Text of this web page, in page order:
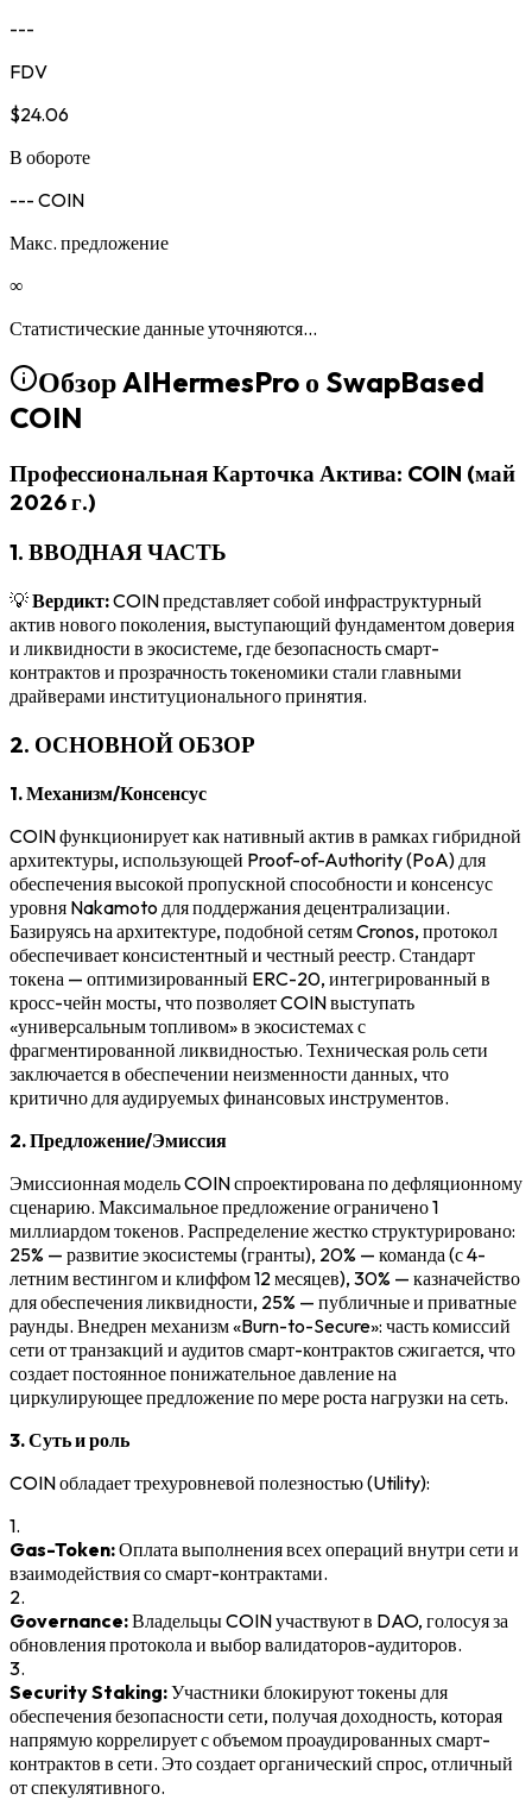
---
FDV
$24.06
В обороте
--- COIN
Макс. предложение
∞
Статистические данные уточняются...
Обзор AIHermesPro о SwapBased
COIN
Профессиональная Карточка Актива: COIN (май
2026 г.)
1. ВВОДНАЯ ЧАСТЬ
💡Вердикт:COIN представляет собой инфраструктурный
актив нового поколения, выступающий фундаментом доверия
и ликвидности в экосистеме, где безопасность смарт-
контрактов и прозрачность токеномики стали главными
драйверами институционального принятия.
2. ОСНОВНОЙ ОБЗОР
1. Механизм/Консенсус
COIN функционирует как нативный актив в рамках гибридной
архитектуры, использующей Proof-of-Authority (PoA) для
обеспечения высокой пропускной способности и консенсус
уровня Nakamoto для поддержания децентрализации.
Базируясь на архитектуре, подобной сетям Cronos, протокол
обеспечивает консистентный и честный реестр. Стандарт
токена — оптимизированный ERC-20, интегрированный в
кросс-чейн мосты, что позволяет COIN выступать
«универсальным топливом» в экосистемах с
фрагментированной ликвидностью. Техническая роль сети
заключается в обеспечении неизменности данных, что
критично для аудируемых финансовых инструментов.
2. Предложение/Эмиссия
Эмиссионная модель COIN спроектирована по дефляционному
сценарию. Максимальное предложение ограничено 1
миллиардом токенов. Распределение жестко структурировано:
25% — развитие экосистемы (гранты), 20% — команда (с 4-
летним вестингом и клиффом 12 месяцев), 30% — казначейство
для обеспечения ликвидности, 25% — публичные и приватные
раунды. Внедрен механизм «Burn-to-Secure»: часть комиссий
сети от транзакций и аудитов смарт-контрактов сжигается, что
создает постоянное понижательное давление на
циркулирующее предложение по мере роста нагрузки на сеть.
3. Суть и роль
COIN обладает трехуровневой полезностью (Utility):
1.
Gas-Token:Оплата выполнения всех операций внутри сети и
взаимодействия со смарт-контрактами.
2.
Governance:Владельцы COIN участвуют в DAO, голосуя за
обновления протокола и выбор валидаторов-аудиторов.
3.
Security Staking:Участники блокируют токены для
обеспечения безопасности сети, получая доходность, которая
напрямую коррелирует с объемом проаудированных смарт-
контрактов в сети. Это создает органический спрос, отличный
от спекулятивного.